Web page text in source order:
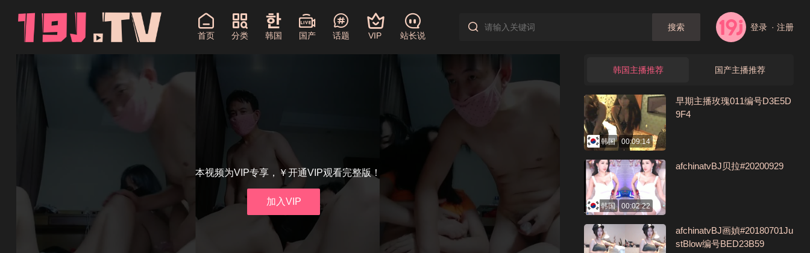
首页 分类 韩国 国产 话题 VIP 站长说
搜索 登录 · 注册
本视频为VIP专享，￥开通VIP观看完整版！
加入VIP
韩国主播推荐 国产主播推荐
韩国 00:09:14
早期主播玫瑰011编号D3E5D
9F4
韩国 00:02:22
afchinatvBJ贝拉#20200929
afchinatvBJ画媜#20180701Ju
stBlow编号BED23B59